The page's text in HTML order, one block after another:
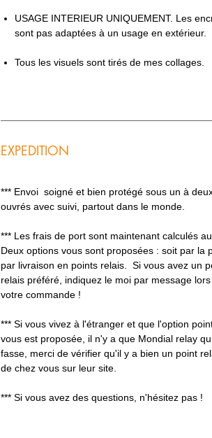
USAGE INTERIEUR UNIQUEMENT. Les
sont pas adaptées à un usage en extérieur.
Tous les visuels sont tirés de mes collages.
EXPEDITION
*** Envoi soigné et bien protégé sous un à
ouvrés avec suivi, partout dans le monde.
*** Les frais de port sont maintenant calculés au
Deux options vous sont proposées : soit par la
par livraison en points relais. Si vous avez un
relais préféré, indiquez le moi par message
votre commande !
*** Si vous vivez à l'étranger et que l'option
vous est proposée, il n'y a que Mondial relay
fasse, merci de vérifier qu'il y a bien un point
de chez vous sur leur site.
*** Si vous avez des questions, n'hésitez pas !